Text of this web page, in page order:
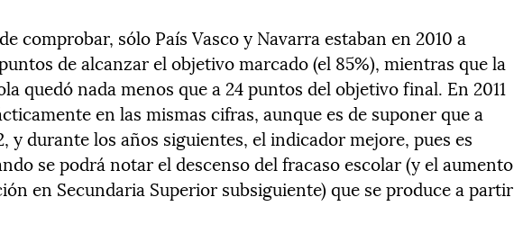
comprobar, sólo País Vasco y Navarra estaban en 2010 a
de alcanzar el objetivo marcado (el 85%), mientras que la
quedó nada menos que a 24 puntos del objetivo final. En 2011
en las mismas cifras, aunque es de suponer que a
y durante los años siguientes, el indicador mejore, pues es
se podrá notar el descenso del fracaso escolar (y el aumento
en Secundaria Superior subsiguiente) que se produce a partir